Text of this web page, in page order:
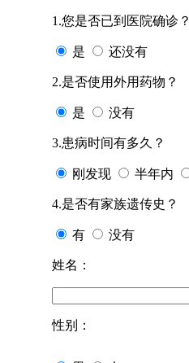
1.您是否已到医院确诊？
是 还没有
2.是否使用外用药物？
是 没有
3.患病时间有多久？
刚发现 半年内
4.是否有家族遗传史？
有 没有
姓名：
性别：